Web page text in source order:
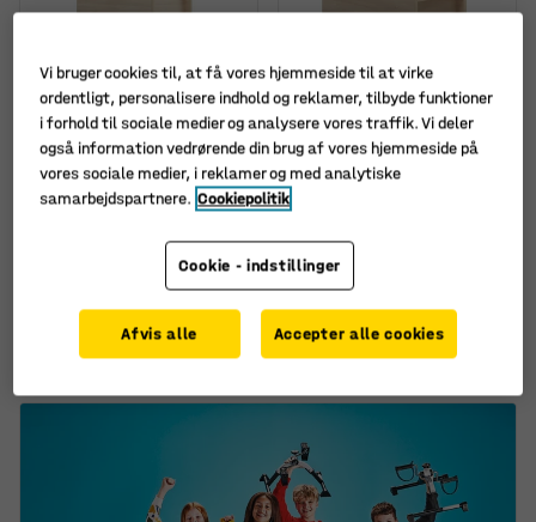
Niveaudelt siddemodul
1000x800x400 mm, ask
ekskl. moms
Trinformet scene-
siddemodul TOGETHER,
800x400x400 mm, ask
Art. nr.:391764
2.615,-
ekskl. moms
Vi bruger cookies til, at få vores hjemmeside til at virke
ordentligt, personalisere indhold og reklamer, tilbyde funktioner
i forhold til sociale medier og analysere vores traffik. Vi deler
også information vedrørende din brug af vores hjemmeside på
vores sociale medier, i reklamer og med analytiske
samarbejdspartnere. Cookiepolitik
Cookie - indstillinger
Afvis alle Accepter alle cookies